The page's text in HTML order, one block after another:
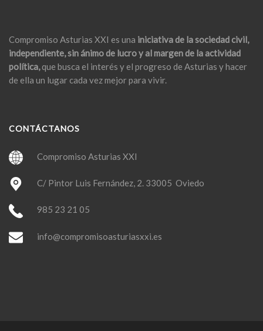
Compromiso Asturias XXI es una iniciativa de la sociedad civil,
independiente, sin ánimo de lucro y al margen de la actividad
política,que busca el interés y el progreso de Asturias y hacer
de ella un lugar cada vez mejor para vivir.
CONTÁCTANOS
Compromiso Asturias XXI
C/ Pintor Luis Fernández, 2. 33005 Oviedo
985 23 21 05
info@compromisoasturiasxxi.es